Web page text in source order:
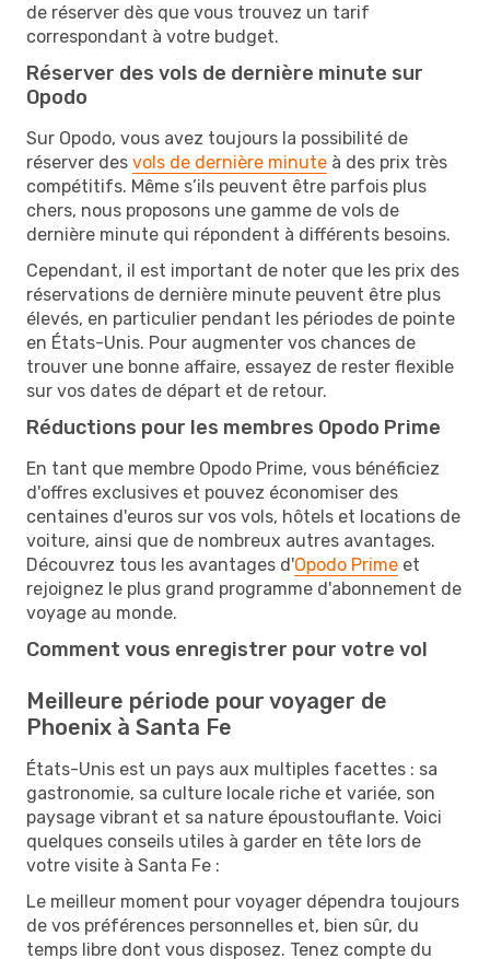
de réserver dès que vous trouvez un tarif
correspondant à votre budget.
Réserver des vols de dernière minute sur
Opodo
Sur Opodo, vous avez toujours la possibilité de
réserver des vols de dernière minute à des prix très
compétitifs. Même s’ils peuvent être parfois plus
chers, nous proposons une gamme de vols de
dernière minute qui répondent à différents besoins.
Cependant, il est important de noter que les prix des
réservations de dernière minute peuvent être plus
élevés, en particulier pendant les périodes de pointe
en États-Unis. Pour augmenter vos chances de
trouver une bonne affaire, essayez de rester flexible
sur vos dates de départ et de retour.
Réductions pour les membres Opodo Prime
En tant que membre Opodo Prime, vous bénéficiez
d'offres exclusives et pouvez économiser des
centaines d'euros sur vos vols, hôtels et locations de
voiture, ainsi que de nombreux autres avantages.
Découvrez tous les avantages d'Opodo Prime et
rejoignez le plus grand programme d'abonnement de
voyage au monde.
Comment vous enregistrer pour votre vol
Meilleure période pour voyager de
Phoenix à Santa Fe
États-Unis est un pays aux multiples facettes : sa
gastronomie, sa culture locale riche et variée, son
paysage vibrant et sa nature époustouflante. Voici
quelques conseils utiles à garder en tête lors de
votre visite à Santa Fe :
Le meilleur moment pour voyager dépendra toujours
de vos préférences personnelles et, bien sûr, du
temps libre dont vous disposez. Tenez compte du